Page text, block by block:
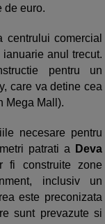
de euro.
comercial
anul trecut.
pentru un
care va detine cea
Mega Mall).
necesare pentru
patrati a
Deva
fi construite zone
inclusiv un
este preconizata
sunt prevazute si